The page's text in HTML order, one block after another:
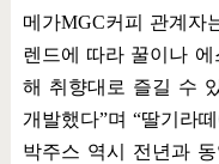
메가MGC커피 관계자
렌드에 따라 꿀이나
해 취향대로 즐길 수
개발했다”며 “딸기라
박주스 역시 전년과